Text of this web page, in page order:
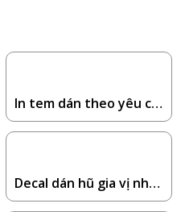
In tem dán theo yêu cầ
u
Decal dán hũ gia vị nhà
bếp